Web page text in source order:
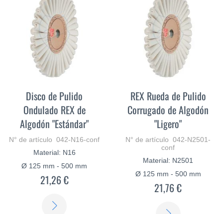
Disco de Pulido
Ondulado REX de
Algodón "Estándar"
N° de artículo 042-N16-conf
Material: N16
Ø 125 mm - 500 mm
21,26 €
REX Rueda de Pulido
Corrugado de Algodón
"Ligero"
N° de artículo 042-N2501-
conf
Material: N2501
Ø 125 mm - 500 mm
21,76 €